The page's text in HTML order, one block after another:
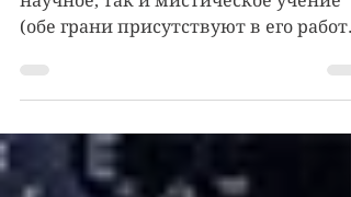
Пьер Тейяр де Шарден развивал как
научное, так и мистическое учение
(обе грани присутствуют в его
(глобальным) эволюционизмом.